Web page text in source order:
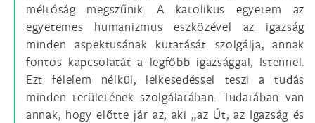
méltóság megszűnik. A katolikus egyetem az
egyetemes humanizmus eszközével az igazság
minden aspektusának kutatását szolgálja, annak
fontos kapcsolatát a legfőbb igazsággal, Istennel.
Ezt félelem nélkül, lelkesedéssel teszi a tudás
minden területének szolgálatában. Tudatában van
annak, hogy előtte jár az, aki „az Út, az Igazság és